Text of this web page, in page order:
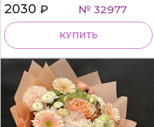
2030 ₽ № 32977
КУПИТЬ